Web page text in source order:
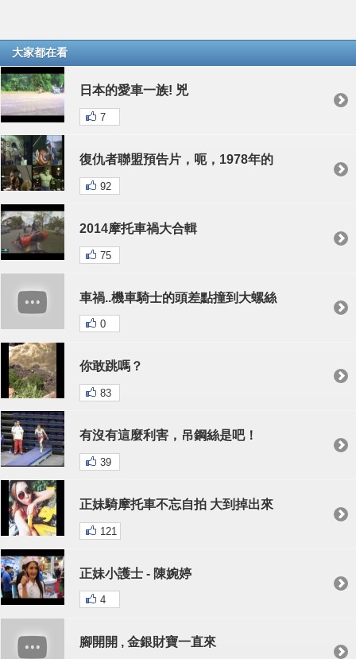
大家都在看
日本的愛車一族! 兇
7
復仇者聯盟預告片，呃，1978年的
92
2014摩托車禍大合輯
75
車禍..機車騎士的頭差點撞到大螺絲
0
你敢跳嗎？
83
有沒有這麼利害，吊鋼絲是吧！
39
正妹騎摩托車不忘自拍 大到掉出來
121
正妹小護士 - 陳婉婷
4
腳開開 , 金銀財寶一直來